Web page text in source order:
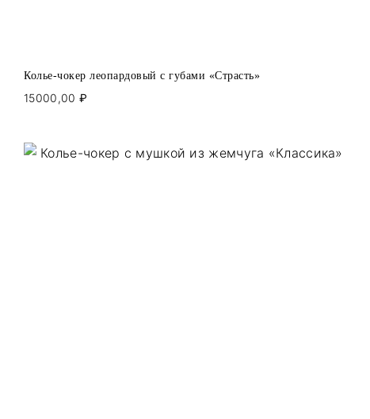
Колье-чокер леопардовый с губами «Страсть»
15000,00 ₽